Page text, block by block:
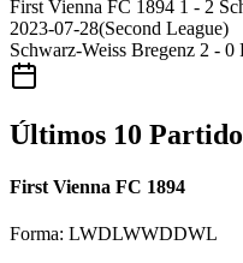
First Vienna FC 1894 1 - 2
2023-07-28(Second League)
Schwarz-Weiss Bregenz 2 - 0
Últimos 10
First Vienna FC 1894
Forma: LWDLWWDDWL